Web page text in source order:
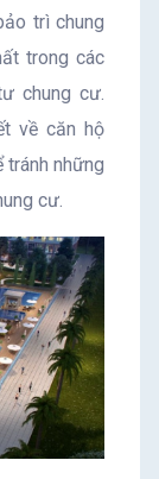
trì chung
trong các
chung cư.
về căn hộ
tránh những
cư.